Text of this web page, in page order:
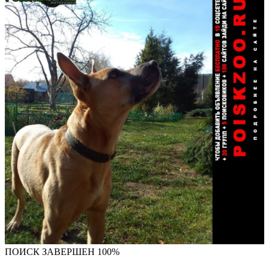
ПОИСК ЗАВЕРШЕН 100%